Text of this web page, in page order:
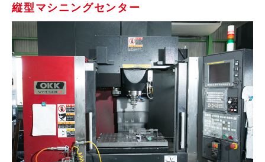
縦型マシニングセンター